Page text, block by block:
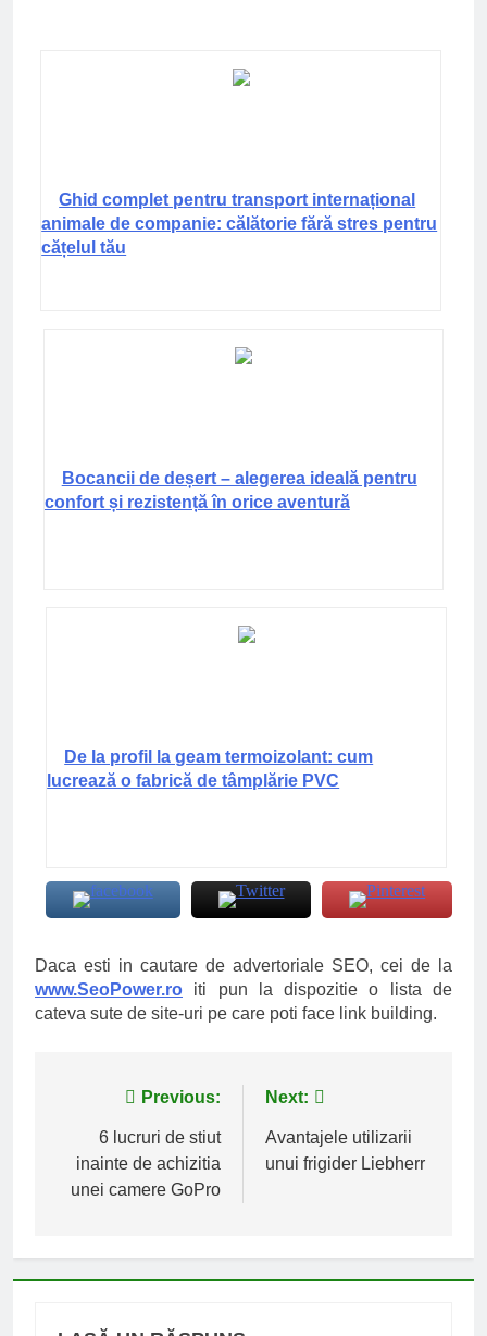
Ghid complet pentru transport internațional
animale de companie: călătorie fără stres pentru
cățelul tău
Bocancii de deșert – alegerea ideală pentru
confort și rezistență în orice aventură
De la profil la geam termoizolant: cum
lucrează o fabrică de tâmplărie PVC
Daca esti in cautare de advertoriale SEO, cei de la
www.SeoPower.ro iti pun la dispozitie o lista de
cateva sute de site-uri pe care poti face link building.
Navigare
articole
Previous:
6 lucruri de stiut
inainte de achizitia
unei camere GoPro
Next:
Avantajele utilizarii
unui frigider Liebherr